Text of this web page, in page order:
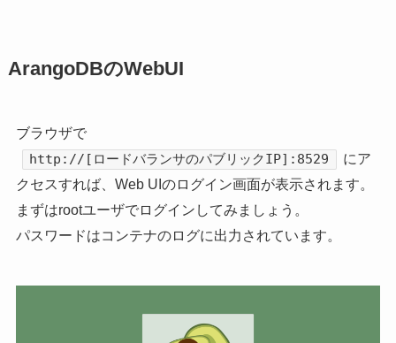
ArangoDBのWebUI
ブラウザで
http://[ロードバランサのパブリックIP]:8529
にア
クセスすれば、Web UIのログイン画面が表示されます。
まずはrootユーザでログインしてみましょう。
パスワードはコンテナのログに出力されています。